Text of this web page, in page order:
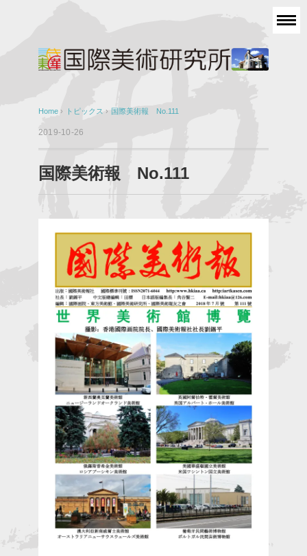
Home › トピックス › 国際美術報 No.111
2019-10-26
国際美術報 No.111